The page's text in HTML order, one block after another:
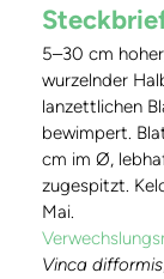
5–30 cm
wurzelnder
lanzettlichen
bewimpert.
cm im Ø,
zugespitzt.
Mai.
Vinca difformis